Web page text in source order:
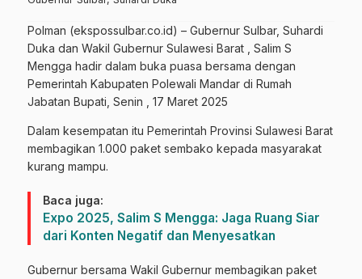
Polman (ekspossulbar.co.id) – Gubernur Sulbar, Suhardi
Duka dan Wakil Gubernur Sulawesi Barat , Salim S
Mengga hadir dalam buka puasa bersama dengan
Pemerintah Kabupaten Polewali Mandar di Rumah
Jabatan Bupati, Senin , 17 Maret 2025
Dalam kesempatan itu Pemerintah Provinsi Sulawesi Barat
membagikan 1.000 paket sembako kepada masyarakat
kurang mampu.
Baca juga:
Expo 2025, Salim S Mengga: Jaga Ruang Siar
dari Konten Negatif dan Menyesatkan
Gubernur bersama Wakil Gubernur membagikan paket